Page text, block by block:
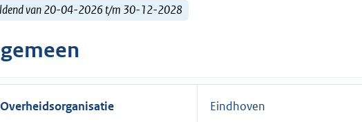
van 20-04-2026 t/m 30-12-2028
Overheidsorganisatie Eindhoven